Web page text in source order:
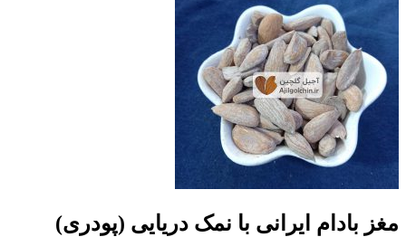
مغز بادام ایرانی با نمک دریایی (پودری)